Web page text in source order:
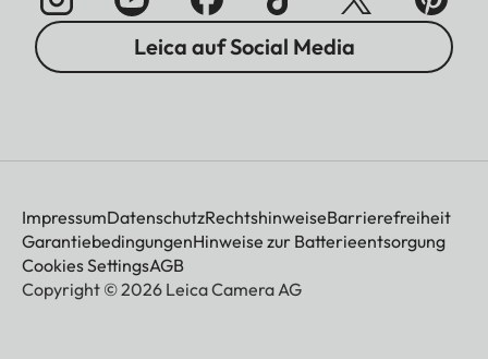
Leica auf Social Media
ImpressumDatenschutzRechtshinweiseBarrierefreiheit
GarantiebedingungenHinweise zur Batterieentsorgung
Cookies SettingsAGB
Copyright © 2026 Leica Camera AG